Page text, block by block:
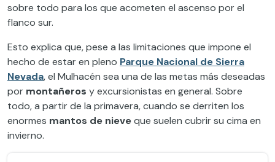
sobre todo para los que acometen el ascenso por el
flanco sur.
Esto explica que, pese a las limitaciones que impone el
hecho de estar en pleno Parque Nacional de Sierra
Nevada, el Mulhacén sea una de las metas más deseadas
por montañeros y excursionistas en general. Sobre
todo, a partir de la primavera, cuando se derriten los
enormes mantos de nieveque suelen cubrir su cima en
invierno.